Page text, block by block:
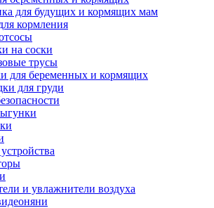
для будущих и кормящих мам
кормления
на соски
трусы
для беременных и кормящих
для груди
и увлажнители воздуха